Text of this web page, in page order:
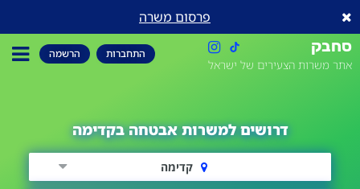
פרסום משרה
סחבק
אתר משרות הצעירים של ישראל
התחברות הרשמה
דרושים למשרות אבטחה בקדימה
קדימה